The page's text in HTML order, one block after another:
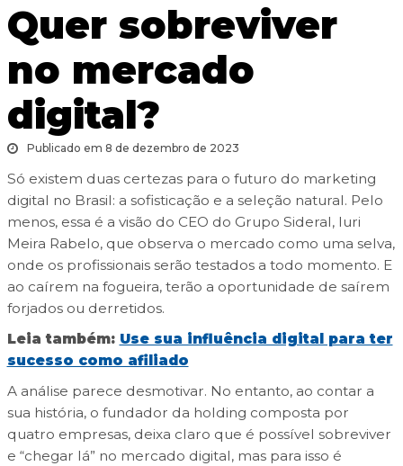
Quer sobreviver
no mercado
digital?
Publicado em 8 de dezembro de 2023
Só existem duas certezas para o futuro do marketing
digital no Brasil: a sofisticação e a seleção natural. Pelo
menos, essa é a visão do CEO do Grupo Sideral, Iuri
Meira Rabelo, que observa o mercado como uma selva,
onde os profissionais serão testados a todo momento. E
ao caírem na fogueira, terão a oportunidade de saírem
forjados ou derretidos.
Leia também: Use sua influência digital para ter
sucesso como afiliado
A análise parece desmotivar. No entanto, ao contar a
sua história, o fundador da holding composta por
quatro empresas, deixa claro que é possível sobreviver
e “chegar lá” no mercado digital, mas para isso é